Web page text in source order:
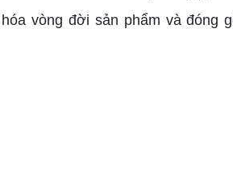
vòng đời sản phẩm và đóng